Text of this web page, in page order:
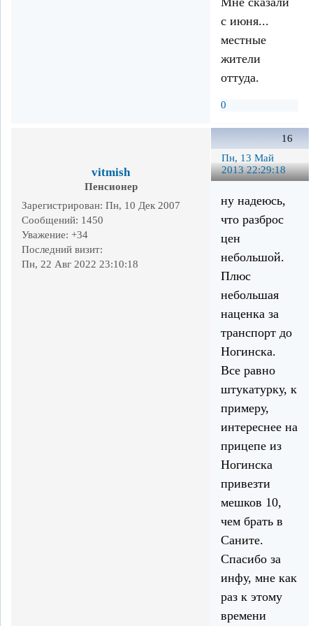
с июня...
местные
жители
оттуда.
0
16
Пн, 13 Май
2013 22:29:18
vitmish
Пенсионер
Зарегистрирован: Пн, 10 Дек 2007
Сообщений: 1450
Уважение: +34
Последний визит:
Пн, 22 Авг 2022 23:10:18
ну надеюсь,
что разброс
цен
небольшой.
Плюс
небольшая
наценка за
транспорт до
Ногинска.
Все равно
штукатурку, к
примеру,
интереснее на
прицепе из
Ногинска
привезти
мешков 10,
чем брать в
Саните.
Спасибо за
инфу, мне как
раз к этому
времени